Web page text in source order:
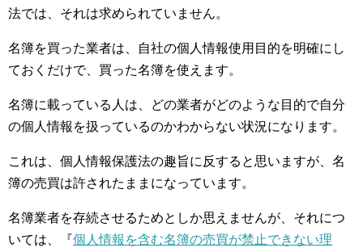
法では、それは求められていません。
名簿を買った業者は、自社の個人情報使用目的を明確にし
ておくだけで、買った名簿を使えます。
名簿に載っている人は、どの業者がどのような目的で自分
の個人情報を扱っているのかわからない状況になります。
これは、個人情報保護法の趣旨に反すると思いますが、名
簿の売買は許されたままになっています。
名簿業者を存続させるためとしか思えませんが、それにつ
いては、『個人情報を含む名簿の売買が禁止できない理